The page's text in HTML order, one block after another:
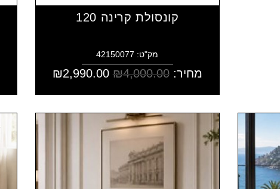
קונסולת קרינה 120
מק"ט: 42150077
מחיר: ₪4,000.00
₪2,990.00